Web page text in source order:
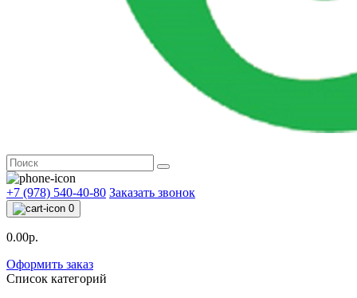
+7 (978) 540-40-80 Заказать звонок
0
0.00р.
Оформить заказ
Список категорий